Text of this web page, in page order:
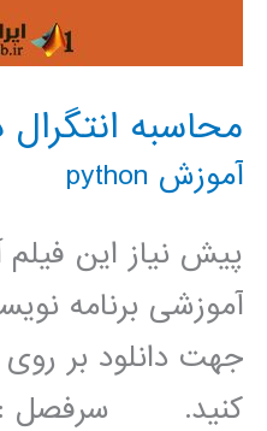
محاسبه انتگرال
آموزش python
پیش نیاز این
آموزشی برنامه
جهت دانلود بر
کنید. سرفصل :